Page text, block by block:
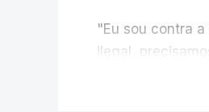
"Eu sou contra
ilegal,